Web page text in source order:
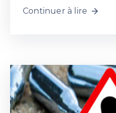
Continuer à lire